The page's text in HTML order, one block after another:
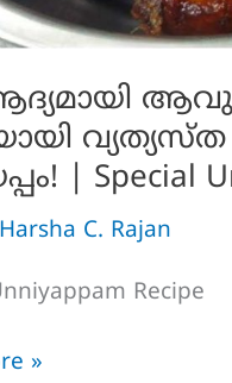
ആവും
| Special
Harsha C. Rajan
Recipe
»